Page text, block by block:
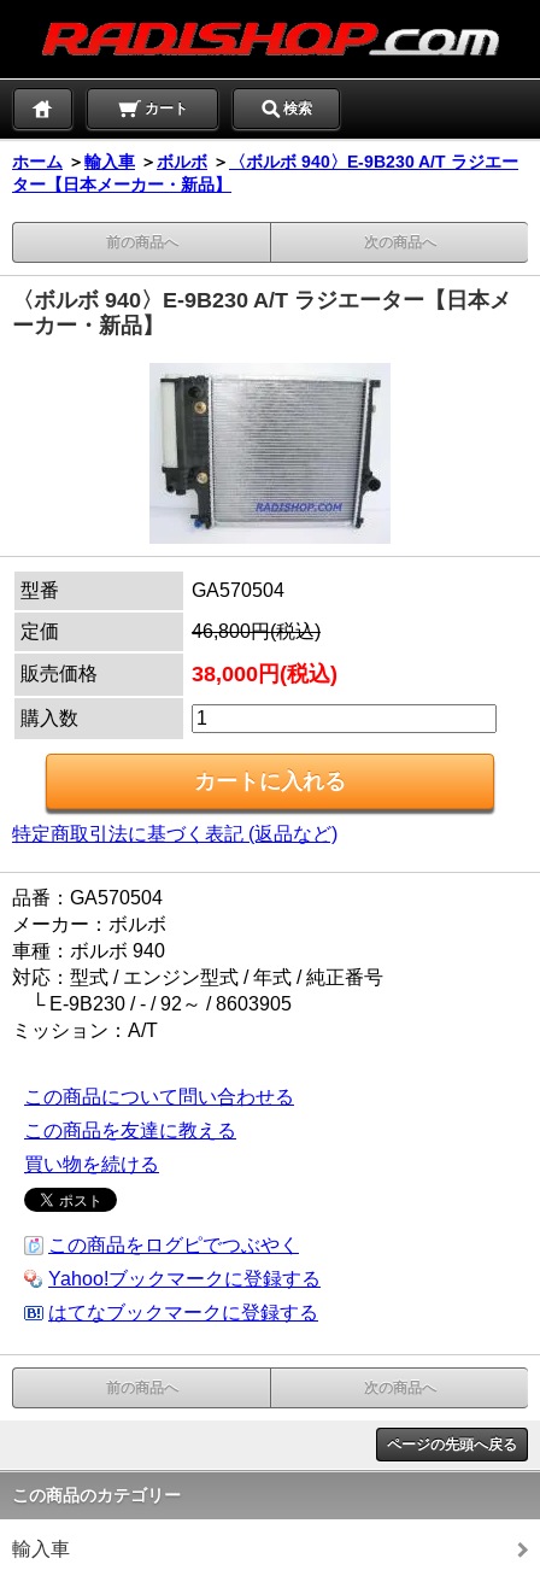
カート 検索
ホーム ＞輸入車 ＞ボルボ ＞
〈ボルボ 940〉E-9B230 A/T ラジエー
ター【日本メーカー・新品】
前の商品へ 次の商品へ
〈ボルボ 940〉E-9B230 A/T ラジエーター【日本メ
ーカー・新品】
型番
GA570504
定価
46,800円(税込)
販売価格 38,000円(税込)
購入数
特定商取引法に基づく表記 (返品など)
品番：GA570504
メーカー：ボルボ
車種：ボルボ 940
対応：型式 / エンジン型式 / 年式 / 純正番号
└ E-9B230 / - / 92～ / 8603905
ミッション：A/T
この商品について問い合わせる
この商品を友達に教える
買い物を続ける
この商品をログピでつぶやく
Yahoo!ブックマークに登録する
はてなブックマークに登録する
前の商品へ 次の商品へ
ページの先頭へ戻る
この商品のカテゴリー
輸入車